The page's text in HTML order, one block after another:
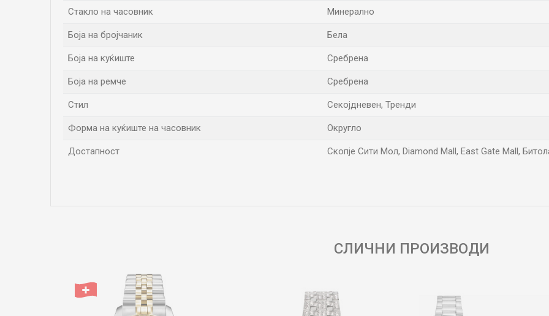
Стакло на часовник Минерално
Боја на бројчаник Бела
Боја на куќиште Сребрена
Боја на ремче Сребрена
Стил Секојдневен, Тренди
Форма на куќиште на часовник Округло
Достапност Скопје Сити Мол, Diamond Mall, East Gate Mall,
СЛИЧНИ ПРОИЗВОДИ